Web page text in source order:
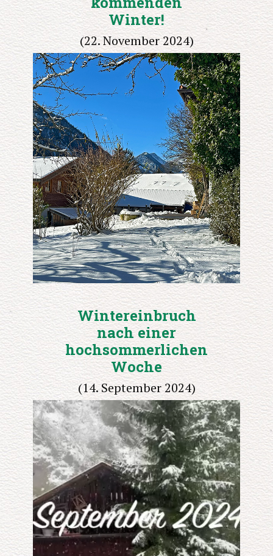
Winter!
(22. November 2024)
Wintereinbruch
nach einer
hochsommerlichen
Woche
(14. September 2024)